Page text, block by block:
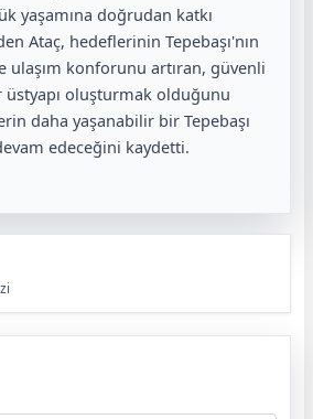
yaşamına doğrudan katkı
Ataç, hedeflerinin Tepebaşı'nın
konforunu artıran, güvenli
oluşturmak olduğunu
daha yaşanabilir bir Tepebaşı
edeceğini kaydetti.